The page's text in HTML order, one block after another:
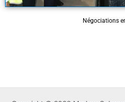
Négociations